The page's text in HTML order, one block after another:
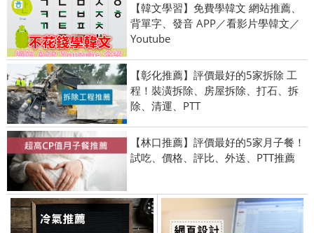
【韓文學習】免費學韓文 網站推薦、
背單字、發音 APP／看影片學韓文／
Youtube
【彰化推薦】評價最好的5家拆除 工
程！裝潢拆除、房屋拆除、打石、拆
除、清運、PTT
【林口推薦】評價最好的5家月子餐！
試吃、價格、評比、外送、PTT推薦